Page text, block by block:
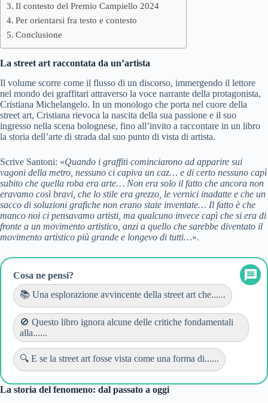
Il contesto del Premio Campiello 2024
Per orientarsi fra testo e contesto
Conclusione
La street art raccontata da un’artista
Il volume scorre come il flusso di un discorso, immergendo il lettore
nel mondo dei graffitari attraverso la voce narrante della protagonista,
Cristiana Michelangelo. In un monologo che porta nel cuore della
street art, Cristiana rievoca la nascita della sua passione e il suo
ingresso nella scena bolognese, fino all’invito a raccontare in un libro
la storia dell’arte di strada dal suo punto di vista di artista.
Scrive Santoni: «Quando i graffiti cominciarono ad apparire sui
vagoni della metro, nessuno ci capiva un caz… e di certo nessuno capì
subito che quella roba era arte… Non era solo il fatto che ancora non
eravamo così bravi, che lo stile era grezzo, le vernici inadatte e che un
sacco di soluzioni grafiche non erano state inventate… Il fatto è che
manco noi ci pensavamo artisti, ma qualcuno invece capì che si era di
fronte a un movimento artistico, anzi a quello che sarebbe diventato il
movimento artistico più grande e longevo di tutti…».
Cosa ne pensi?
📚 Una esplorazione avvincente della street art che......
🚫 Questo libro ignora alcune delle critiche fondamentali
alla......
🔍 E se la street art fosse vista come una forma di......
La storia del fenomeno: dal passato a oggi